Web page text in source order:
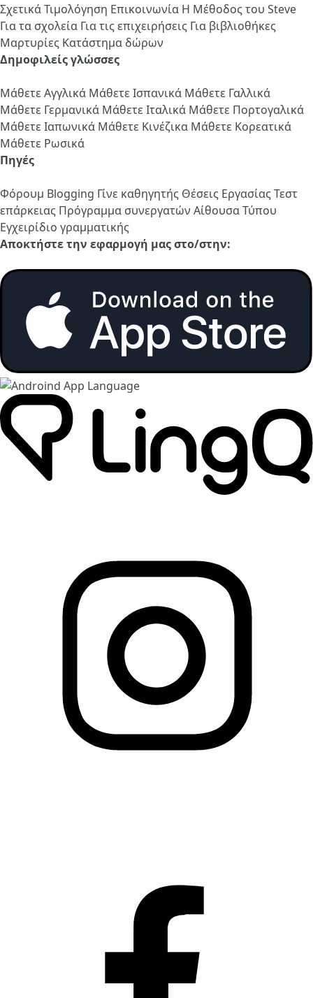
ΣχετικάΤιμολόγηση Επικοινωνία Η Μέθοδος του Steve
Για τα σχολεία Για τις επιχειρήσεις Για βιβλιοθήκες
Μαρτυρίες Κατάστημα δώρων
Δημοφιλείς γλώσσες
Μάθετε Αγγλικά Μάθετε Ισπανικά Μάθετε Γαλλικά
Μάθετε Γερμανικά Μάθετε Ιταλικά Μάθετε Πορτογαλικά
Μάθετε Ιαπωνικά Μάθετε Κινέζικα Μάθετε Κορεατικά
Μάθετε Ρωσικά
Πηγές
Φόρουμ Blogging Γίνε καθηγητής Θέσεις ΕργασίαςΤεστ
επάρκειας Πρόγραμμα συνεργατών Αίθουσα Τύπου
Εγχειρίδιο γραμματικής
Αποκτήστε την εφαρμογή μας στο/στην: